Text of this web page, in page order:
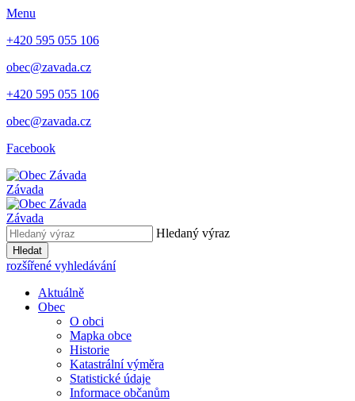
Menu
+420 595 055 106
obec@zavada.cz
+420 595 055 106
obec@zavada.cz
Facebook
Závada
Závada
Hledaný výraz
Hledat
rozšířené vyhledávání
Aktuálně
Obec
O obci
Mapka obce
Historie
Katastrální výměra
Statistické údaje
Informace občanům